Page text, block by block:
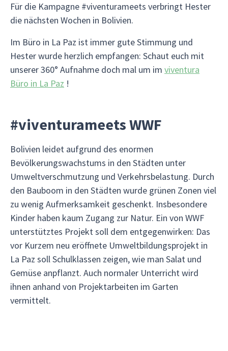
Für die Kampagne #viventurameets verbringt Hester
die nächsten Wochen in Bolivien.
Im Büro in La Paz ist immer gute Stimmung und
Hester wurde herzlich empfangen: Schaut euch mit
unserer 360° Aufnahme doch mal um im viventura
Büro in La Paz !
#viventurameets WWF
Bolivien leidet aufgrund des enormen
Bevölkerungswachstums in den Städten unter
Umweltverschmutzung und Verkehrsbelastung. Durch
den Bauboom in den Städten wurde grünen Zonen viel
zu wenig Aufmerksamkeit geschenkt. Insbesondere
Kinder haben kaum Zugang zur Natur. Ein von WWF
unterstütztes Projekt soll dem entgegenwirken: Das
vor Kurzem neu eröffnete Umweltbildungsprojekt in
La Paz soll Schulklassen zeigen, wie man Salat und
Gemüse anpflanzt. Auch normaler Unterricht wird
ihnen anhand von Projektarbeiten im Garten
vermittelt.